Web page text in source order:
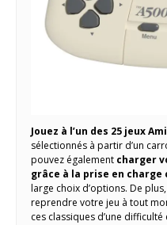
Jouez à l’un des 25 jeux
sélectionnés à partir d’un
pouvez également charger
grâce à la prise en charge
large choix d’options. De
reprendre votre jeu à tout
ces classiques d’une difficulté